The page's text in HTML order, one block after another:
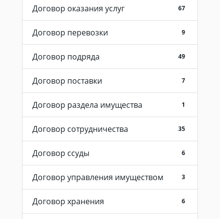
Договор оказания услуг 67
Договор перевозки 9
Договор подряда 49
Договор поставки 7
Договор раздела имущества 1
Договор сотрудничества 35
Договор ссуды 6
Договор управления имуществом 3
Договор хранения 6